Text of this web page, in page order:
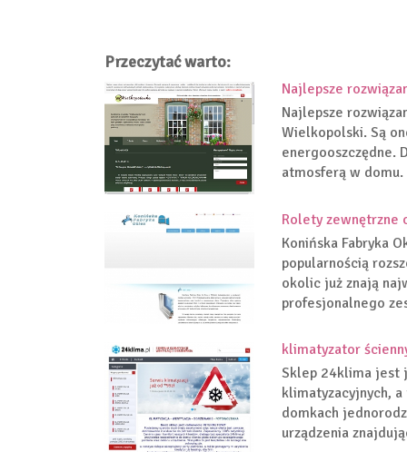
Przeczytać warto:
Najlepsze
Najlepsze
Wielkopolski. Są
energooszczędne.
atmosferą w
Rolety zewnętrzne
Konińska Fabryka
popularnością
okolic już znają
profesjonalnego
klimatyzator
Sklep 24klima jest
klimatyzacyjnych,
domkach
urządzenia